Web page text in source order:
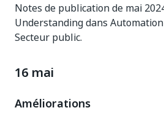
Notes de publication de mai
Understanding dans
Secteur public.
16 mai
Améliorations